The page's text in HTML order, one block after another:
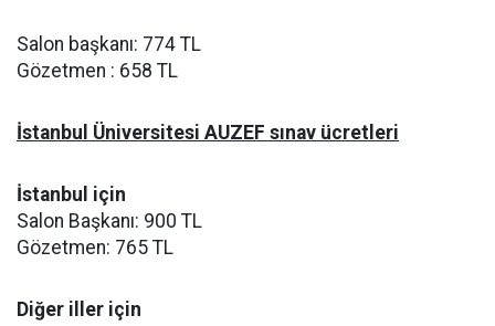
Salon başkanı: 774 TL
Gözetmen : 658 TL
İstanbul Üniversitesi AUZEF sınav ücretleri
İstanbul için
Salon Başkanı: 900 TL
Gözetmen: 765 TL
Diğer iller için